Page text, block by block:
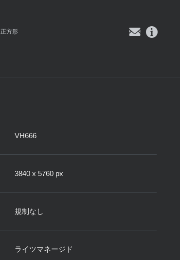
正方形
VH666
3840 x 5760 px
規制なし
ライツマネージド